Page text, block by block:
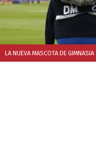
LA NUEVA MASCOTA DE GIMNASIA